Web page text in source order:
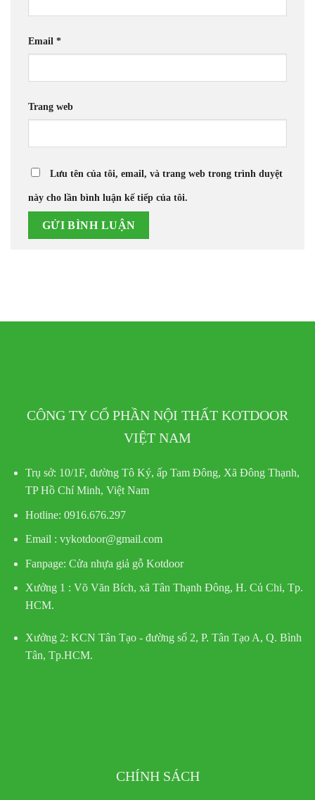
Email *
Trang web
Lưu tên của tôi, email, và trang web trong trình duyệt
này cho lần bình luận kế tiếp của tôi.
CÔNG TY CỔ PHẦN NỘI THẤT KOTDOOR
VIỆT NAM
Trụ sở: 10/1F, đường Tô Ký, ấp Tam Đông, Xã Đông Thạnh,
TP Hồ Chí Minh, Việt Nam
Hotline: 0916.676.297
Email : vykotdoor@gmail.com
Fanpage: Cửa nhựa giả gỗ Kotdoor
Xưởng 1 : Võ Văn Bích, xã Tân Thạnh Đông, H. Củ Chi, Tp.
HCM.
Xưởng 2: KCN Tân Tạo - đường số 2, P. Tân Tạo A, Q. Bình
Tân, Tp.HCM.
CHÍNH SÁCH